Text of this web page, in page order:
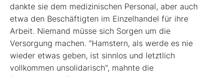
dankte sie dem medizinischen Personal, aber auch
etwa den Beschäftigten im Einzelhandel für ihre
Arbeit. Niemand müsse sich Sorgen um die
Versorgung machen. "Hamstern, als werde es nie
wieder etwas geben, ist sinnlos und letztlich
vollkommen unsolidarisch", mahnte die